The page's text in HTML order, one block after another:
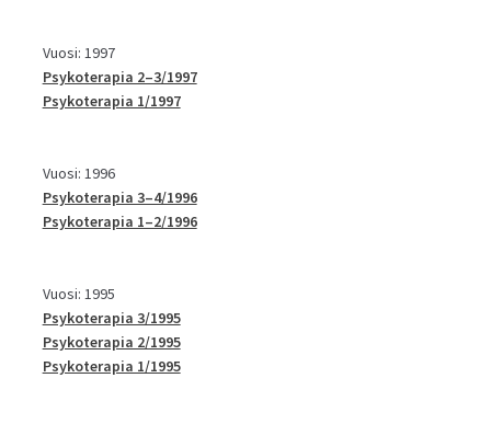
Vuosi: 1997
Psykoterapia 2–3/1997
Psykoterapia 1/1997
Vuosi: 1996
Psykoterapia 3–4/1996
Psykoterapia 1–2/1996
Vuosi: 1995
Psykoterapia 3/1995
Psykoterapia 2/1995
Psykoterapia 1/1995